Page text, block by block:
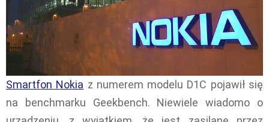
Smartfon Nokia z numerem modelu D1C pojawił się
na benchmarku Geekbench. Niewiele wiadomo o